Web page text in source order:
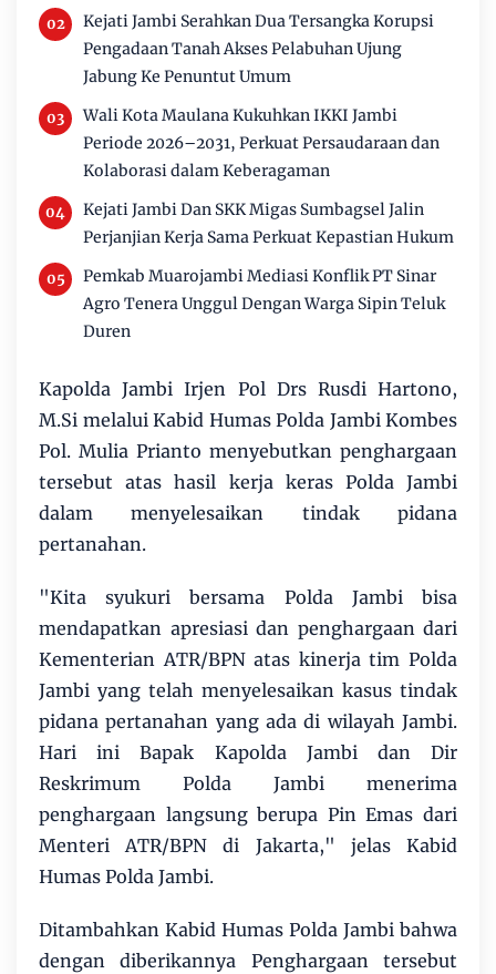
Kejati Jambi Serahkan Dua Tersangka Korupsi
Pengadaan Tanah Akses Pelabuhan Ujung
Jabung Ke Penuntut Umum
Wali Kota Maulana Kukuhkan IKKI Jambi
Periode 2026–2031, Perkuat Persaudaraan dan
Kolaborasi dalam Keberagaman
Kejati Jambi Dan SKK Migas Sumbagsel Jalin
Perjanjian Kerja Sama Perkuat Kepastian Hukum
Pemkab Muarojambi Mediasi Konflik PT Sinar
Agro Tenera Unggul Dengan Warga Sipin Teluk
Duren
Kapolda Jambi Irjen Pol Drs Rusdi Hartono,
M.Si melalui Kabid Humas Polda Jambi Kombes
Pol. Mulia Prianto menyebutkan penghargaan
tersebut atas hasil kerja keras Polda Jambi
dalam menyelesaikan tindak pidana
pertanahan.
"Kita syukuri bersama Polda Jambi bisa
mendapatkan apresiasi dan penghargaan dari
Kementerian ATR/BPN atas kinerja tim Polda
Jambi yang telah menyelesaikan kasus tindak
pidana pertanahan yang ada di wilayah Jambi.
Hari ini Bapak Kapolda Jambi dan Dir
Reskrimum Polda Jambi menerima
penghargaan langsung berupa Pin Emas dari
Menteri ATR/BPN di Jakarta," jelas Kabid
Humas Polda Jambi.
Ditambahkan Kabid Humas Polda Jambi bahwa
dengan diberikannya Penghargaan tersebut